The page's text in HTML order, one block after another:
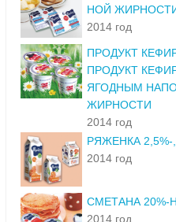
НОЙ
2014 год
ПРОДУКТ
ПРОДУКТ
ЯГОДНЫМ
ЖИРНОСТИ
2014 год
РЯЖЕНКА
2014 год
СМЕТАНА
2014 год